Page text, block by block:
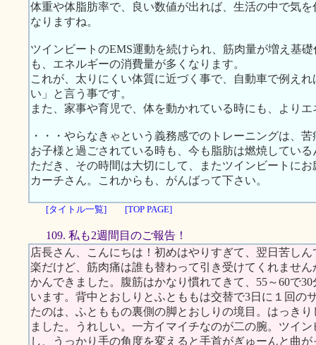
体重や体脂肪率で、良い数値が出れば、生活の中で気
なりますね。
ツインビートのEMS運動を続けられ、筋肉量が増え基
も、エネルギーの消費量が多くなります。
これが、太りにくい体質に近づく事で、自動車で例え
い」と言う事です。
また、家事や育児で、体を動かれている時にも、より
・・・やらなきゃという義務感でのトレーニングは、
お子様と過ごされている時も、今も脂肪は燃焼してい
ただき、その時間は大切にして、またツインビートにお
カーチさん。これからも、がんばって下さい。
[タイトル一覧] [TOP PAGE]
109. 私も2週間目のご報告！
店長さん、こんにちは！初めはやりすぎて、翌日苦し
楽だけど、筋肉痛は誰も替わって引き受けてくれませ
かんできました。腹筋はかなり慣れてきて、55～60で
います。背中とおしりとふとももは交替で3日に１回の
たのは、ふとももの裏側の脚とおしりの境目。はっき
ました。うれしい。一方イマイチなのが二の腕。ツイ
し、うっかり手の角度を変えると手首がぎゅーんと曲